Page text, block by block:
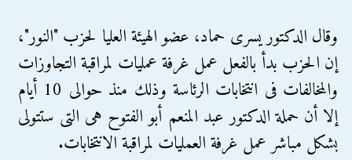
وقال الدكتور يسرى حماد، عضو الهيئة العليا لحزب "النور"،
إن الحزب بدأ بالفعل عمل غرفة عمليات لمراقبة التجاوزات
والمخالفات فى انتخابات الرئاسة وذلك منذ حوالى 10 أيام
إلا أن حملة الدكتور عبد المنعم أبو الفتوح هى التى ستتولى
بشكل مباشر عمل غرفة العمليات لمراقبة الانتخابات.